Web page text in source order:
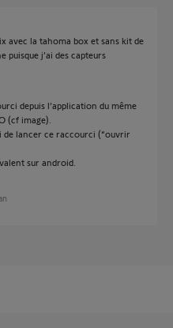
avec la tahoma box et sans kit de
j’ai des capteurs
depuis l’application du même
(cf image).
de lancer ce raccourci (“ouvrir
sur android.